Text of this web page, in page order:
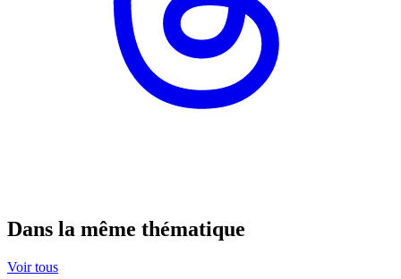
Dans la même thématique
Voir tous